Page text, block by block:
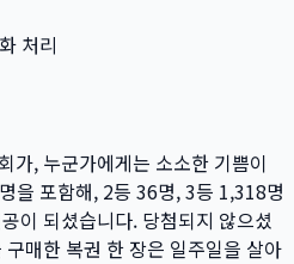
처리
가, 누군가에게는 소소한 기쁨이
명을 포함해, 2등 36명, 3등 1,318명
이 되셨습니다. 당첨되지 않으셨
매한 복권 한 장은 일주일을 살아